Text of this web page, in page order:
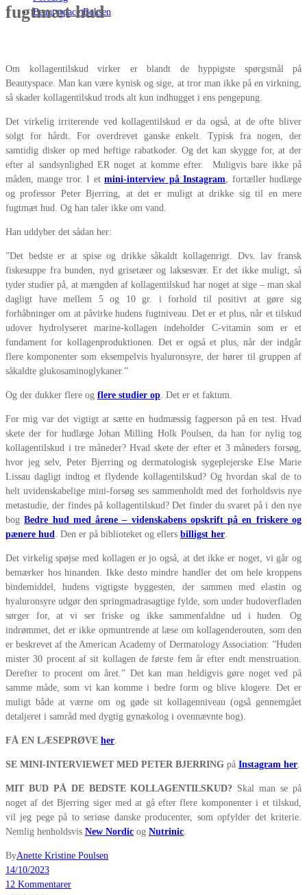
Beautyspace Boksen
fugtmæt hud
Om kollagentilskud virker er blandt de hyppigste spørgsmål på
Beautyspace. Man kan være kynisk og sige, at tror man ikke på en virkning,
så skader kollagentilskud trods alt kun indhugget i ens pengepung.
Det virkelig irriterende ved kollagentilskud er da også, at de ofte bliver
solgt for hårdt. For overdrevet ganske enkelt. Typisk fra nogen, der
samtidig disker op med heftige rabatkoder. Og det kan skygge for, at der
efter al sandsynlighed ER noget at komme efter. Muligvis bare ikke på
måden, mange tror. I etmini-interview på Instagram, fortæller hudlæge
og professor Peter Bjerring, at det er muligt at drikke sig til en mere
fugtmæt hud. Og han taler ikke om vand.
Han uddyber det sådan her:
”Det bedste er at spise og drikke såkaldt kollagenrigt. Dvs. lav fransk
fiskesuppe fra bunden, nyd grisetæer og laksesvær. Er det ikke muligt, så
tyder studier på, at mængden af kollagentilskud har noget at sige – man skal
dagligt have mellem 5 og 10 gr. i forhold til positivt at gøre sig
forhåbninger om at påvirke hudens fugtniveau. Det er et plus, når et tilskud
udover hydrolyseret marine-kollagen indeholder C-vitamin som er et
fundament for kollagenproduktionen. Det er også et plus, når der indgår
flere komponenter som eksempelvis hyaluronsyre, der hører til gruppen af
såkaldte glukosaminoglykaner.”
Og der dukker flere og flere studier op. Det er et faktum.
For mig var det vigtigt at sætte en hudmæssig fagperson på en test. Hvad
skete der for hudlæge Johan Milling Holk Poulsen, da han for nylig tog
kollagentilskud i tre måneder? Hvad skete der efter et 3 måneders forsøg,
hvor jeg selv, Peter Bjerring og dermatologisk sygeplejerske Else Marie
Lissau dagligt indtog et flydende kollagentilskud? Og hvordan skal de to
helt uvidenskabelige mini-forsøg ses sammenholdt med det forholdsvis nye
metastudie, der findes på kollagentilskud? Det finder du svaret på i den nye
bogBedre hud med årene – videnskabens opskrift på en friskere og
pænere hud. Den er på biblioteket og ellers billigst her.
Det virkelig spøjse med kollagen er jo også, at det ikke er noget, vi går og
bemærker hos hinanden. Ikke desto mindre handler det om hele kroppens
bindemiddel, hudens vigtigste byggesten, der sammen med elastin og
hyaluronsyre udgør den springmadrasagtige fylde, som under hudoverfladen
sørger for, at vi ser friske og ikke sammenfaldne ud i huden. Og
indrømmet, det er ikke opmuntrende at læse om kollagenderouten, som den
er beskrevet af the American Academy of Dermatology Association: ”Huden
mister 30 procent af sit kollagen de første fem år efter endt menstruation.
Derefter to procent om året.” Det kan man heldigvis gøre noget ved på
samme måde, som vi kan komme i bedre form og blive klogere. Det er
muligt både at værne om og gøde sit kollagenniveau (også gennemgået
detaljeret i samråd med dygtig gynækolog i ovennævnte bog).
FÅ EN LÆSEPRØVE her.
SE MINI-INTERVIEWET MED PETER BJERRING på Instagram her.
MIT BUD PÅ DE BEDSTE KOLLAGENTILSKUD? Skal man se på
noget af det Bjerring siger med at gå efter flere komponenter i et tilskud,
vil jeg pege på to seriøse danske producenter, som opfylder det kriterie.
Nemlig henholdsvis New Nordic og Nutrinic.
ByAnette Kristine Poulsen
14/10/2023
12 Kommentarer